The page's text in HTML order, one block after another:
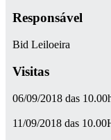
Responsável
Bid Leiloeira
Visitas
06/09/2018 das
11/09/2018 das